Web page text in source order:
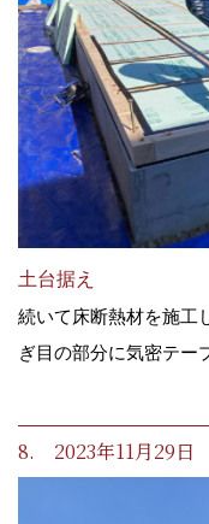
土台据え
続いて床断熱材を施工
ぎ目の部分に気密テー
8. 2023年11月29日